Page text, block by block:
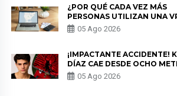
¿POR QUÉ CADA VEZ MÁS
PERSONAS UTILIZAN UNA
PARA PROTEGER SU
PRIVACIDAD?
05 Ago 2026
¡IMPACTANTE ACCIDENTE!
DÍAZ CAE DESDE OCHO
EN “ESTO ES GUERRA” Y
PREOCUPACIÓN
05 Ago 2026